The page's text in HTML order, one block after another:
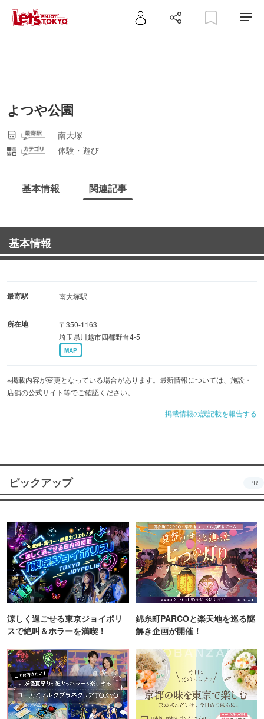
よつや公園
南大塚
体験・遊び
基本情報 関連記事
基本情報
最寄駅 南大塚駅
所在地
〒350-1163
埼玉県川越市四都野台4-5
MAP
※掲載内容が変更となっている場合があります。最新情報については、施設・
店舗の公式サイト等でご確認ください。
掲載情報の誤記載を報告する
ピックアップ PR
涼しく過ごせる東京ジョイポリ
スで絶叫＆ホラーを満喫！
錦糸町PARCOと楽天地を巡る謎
解き企画が開催！